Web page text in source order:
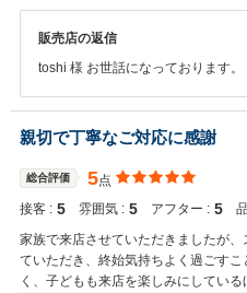
販売店の返信
toshi 様 お世話になっております。 この度はご契約をしていただきま
たらいつでもお気軽にご連絡くだ
イフをお過ごししていただけるよ
きます。 改めまして、ご納車おめ
ンツ世田谷南サーティファイドカー
親切で丁寧なご対応に感謝
総合評価 5点
接客 : 5 雰囲気 : 5 アフター : 5
家族で来店させていただきましたが
ていただき、終始気持ちよく過ごす
く、子どもも来店を楽しみにしてい